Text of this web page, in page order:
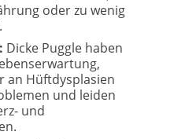
oder zu wenig
Dicke Puggle haben
an Hüftdysplasien
und leiden
und